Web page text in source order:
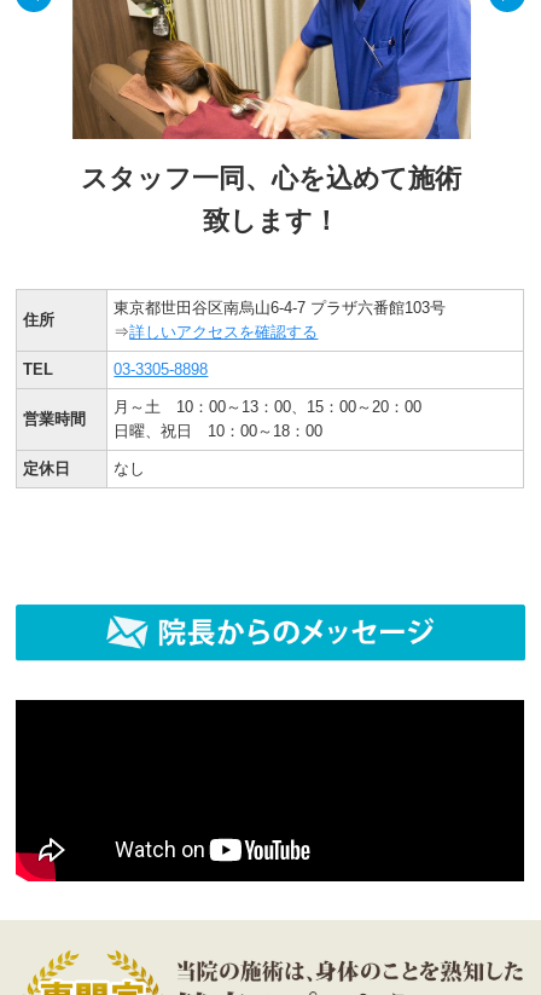
スタッフ一同、心を込めて施術
致します！
住所
東京都世田谷区南烏山6-4-7 プラザ六番館103号
⇒詳しいアクセスを確認する
TEL 03-3305-8898
営業時間
月～土 10：00～13：00、15：00～20：00
日曜、祝日 10：00～18：00
定休日 なし